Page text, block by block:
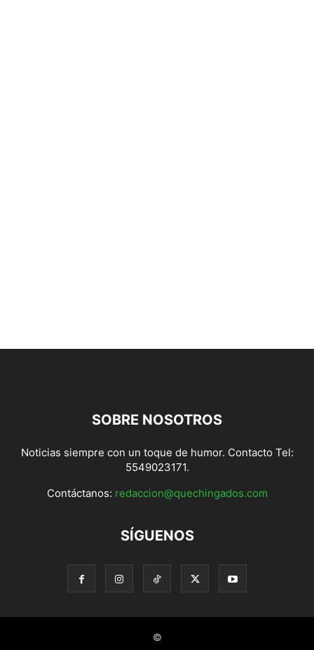
SOBRE NOSOTROS
Noticias siempre con un toque de humor. Contacto Tel:
5549023171.
Contáctanos: redaccion@quechingados.com
SÍGUENOS
©